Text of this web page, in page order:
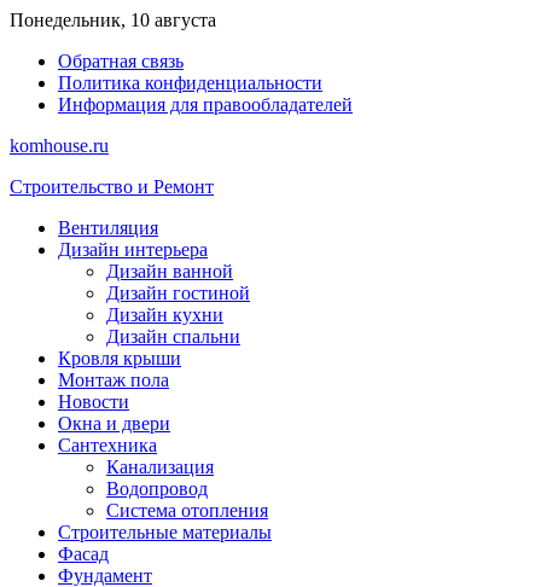
Перейти
содержимому
Понедельник, 10 августа
Обратная связь
Политика конфиденциальности
Информация для правообладателей
komhouse.ru
Строительство и Ремонт
Вентиляция
Дизайн интерьера
Дизайн ванной
Дизайн гостиной
Дизайн кухни
Дизайн спальни
Кровля крыши
Монтаж пола
Новости
Окна и двери
Сантехника
Канализация
Водопровод
Система отопления
Строительные материалы
Фасад
Фундамент